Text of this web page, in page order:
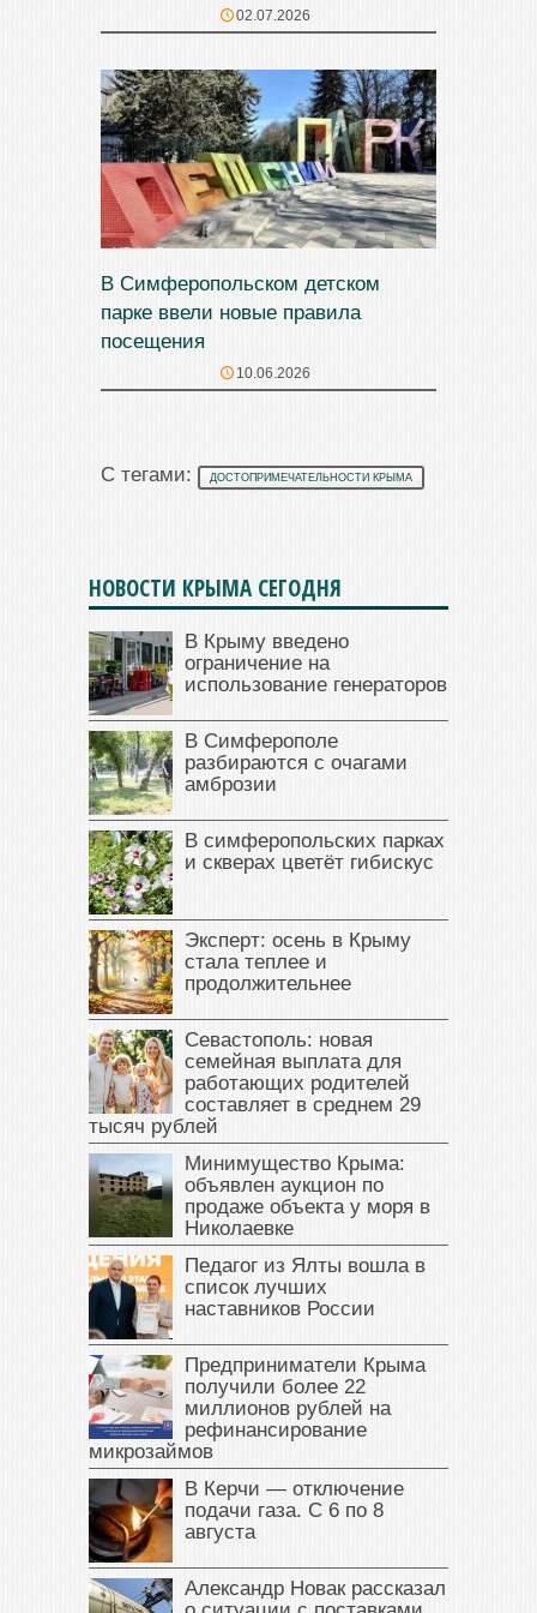
02.07.2026
В Симферопольском детском
парке ввели новые правила
посещения
10.06.2026
С тегами: ДОСТОПРИМЕЧАТЕЛЬНОСТИ КРЫМА
НОВОСТИ КРЫМА СЕГОДНЯ
В Крыму введено
ограничение на
использование генераторов
В Симферополе
разбираются с очагами
амброзии
В симферопольских парках
и скверах цветёт гибискус
Эксперт: осень в Крыму
стала теплее и
продолжительнее
Севастополь: новая
семейная выплата для
работающих родителей
составляет в среднем 29
тысяч рублей
Минимущество Крыма:
объявлен аукцион по
продаже объекта у моря в
Николаевке
Педагог из Ялты вошла в
список лучших
наставников России
Предприниматели Крыма
получили более 22
миллионов рублей на
рефинансирование
микрозаймов
В Керчи — отключение
подачи газа. С 6 по 8
августа
Александр Новак рассказал